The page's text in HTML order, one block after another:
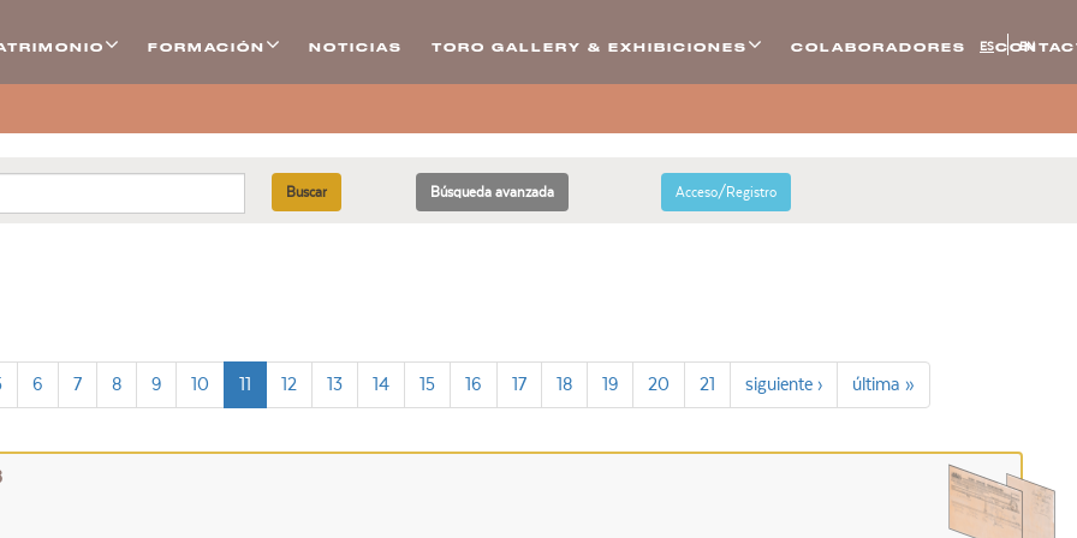
FORMACIÓN NOTICIAS TORO GALLERY & EXHIBICIONES COLABORADORES ES EN
Buscar Búsqueda avanzada Acceso/Registro
6 7 8 9 10 11 12 13 14 15 16 17 18 19 20 21 siguiente › última »